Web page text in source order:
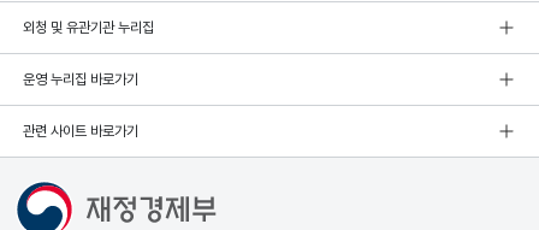
외청 및 유관기관 누리집
운영 누리집 바로가기
관련 사이트 바로가기